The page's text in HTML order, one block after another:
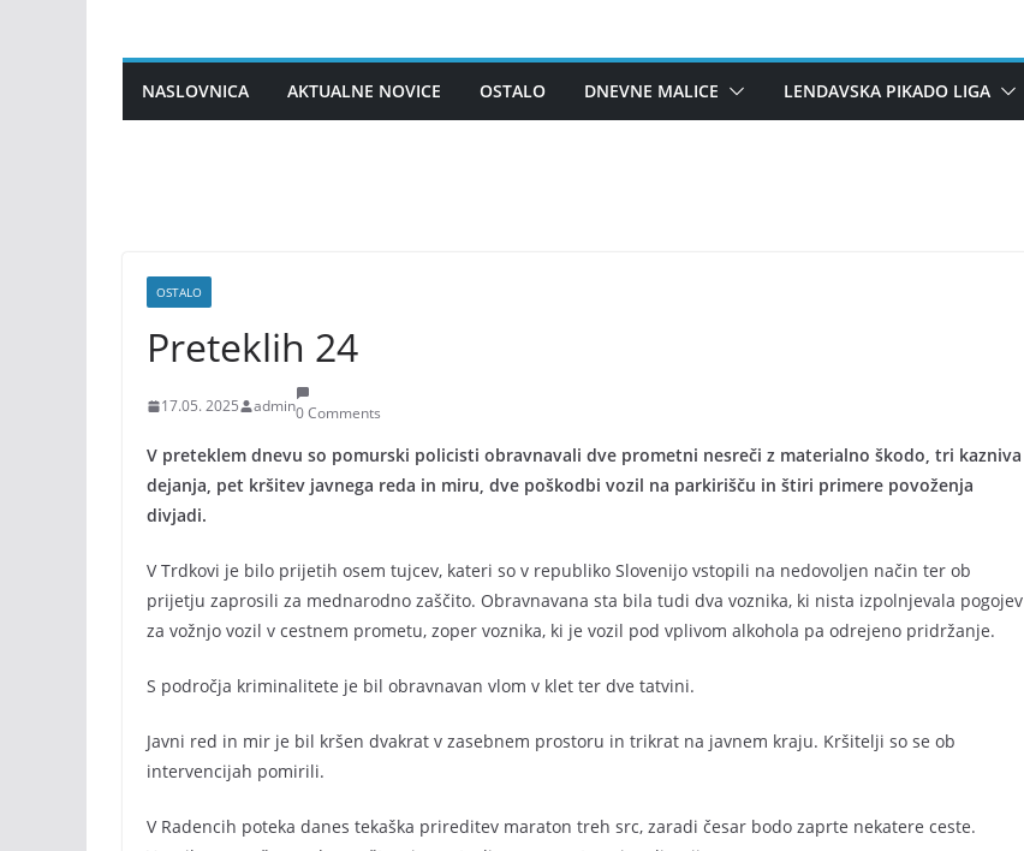
contentNASLOVNICA AKTUALNE NOVICE OSTALO DNEVNE MALICE LENDAVSKA PIKADO LIGA
OSTALO
Preteklih 24
17.05. 2025 admin0 Comments
V preteklem dnevu so pomurski policisti obravnavali dve prometni nesreči z materialno škodo, tri kazniva
dejanja, pet kršitev javnega reda in miru, dve poškodbi vozil na parkirišču in štiri primere povoženja
divjadi.
V Trdkovi je bilo prijetih osem tujcev, kateri so v republiko Slovenijo vstopili na nedovoljen način ter ob
prijetju zaprosili za mednarodno zaščito. Obravnavana sta bila tudi dva voznika, ki nista izpolnjevala pogojev
za vožnjo vozil v cestnem prometu, zoper voznika, ki je vozil pod vplivom alkohola pa odrejeno pridržanje.
S področja kriminalitete je bil obravnavan vlom v klet ter dve tatvini.
Javni red in mir je bil kršen dvakrat v zasebnem prostoru in trikrat na javnem kraju. Kršitelji so se ob
intervencijah pomirili.
V Radencih poteka danes tekaška prireditev maraton treh src, zaradi česar bodo zaprte nekatere ceste.